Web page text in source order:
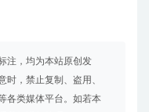
注，均为本站原创发
时，禁止复制、盗用、
各类媒体平台。如若本